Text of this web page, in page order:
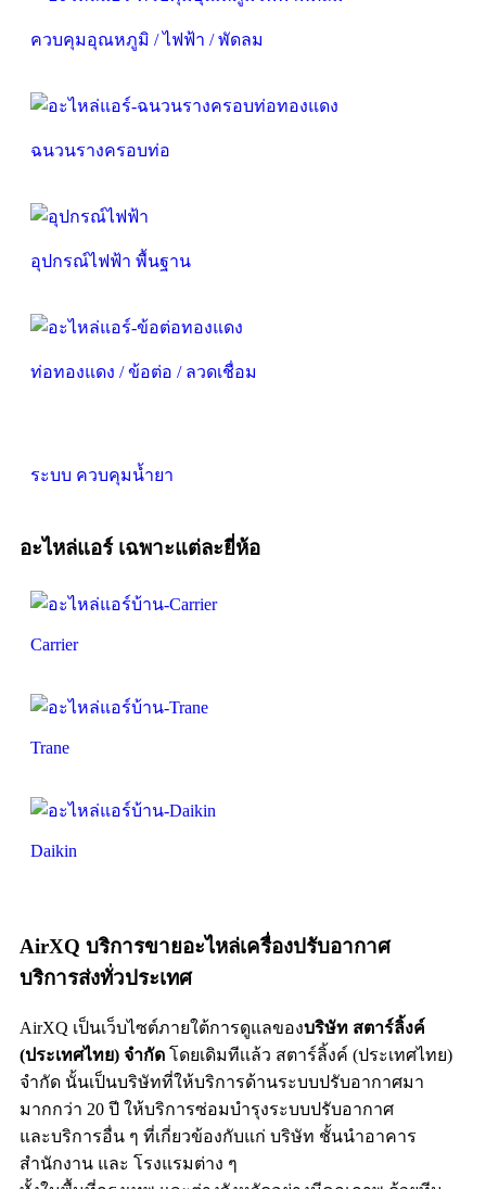
ควบคุมอุณหภูมิ / ไฟฟ้า / พัดลม
ฉนวนรางครอบท่อ
อุปกรณ์ไฟฟ้า พื้นฐาน
ท่อทองแดง / ข้อต่อ / ลวดเชื่อม
ระบบ ควบคุมน้ำยา
อะไหล่แอร์ เฉพาะแต่ละยี่ห้อ
Carrier
Trane
Daikin
AirXQ บริการขายอะไหล่เครื่องปรับอากาศ
บริการส่งทั่วประเทศ
AirXQ เป็นเว็บไซต์ภายใต้การดูแลของบริษัท สตาร์ลิ้งค์
(ประเทศไทย) จำกัด โดยเดิมทีเเล้ว สตาร์ลิ้งค์ (ประเทศไทย)
จำกัด นั้นเป็นบริษัทที่ให้บริการด้านระบบปรับอากาศมา
มากกว่า 20 ปี ให้บริการซ่อมบำรุงระบบปรับอากาศ
และบริการอื่น ๆ ที่เกี่ยวข้องกับแก่ บริษัท ชั้นนำอาคาร
สำนักงาน และ โรงแรมต่าง ๆ